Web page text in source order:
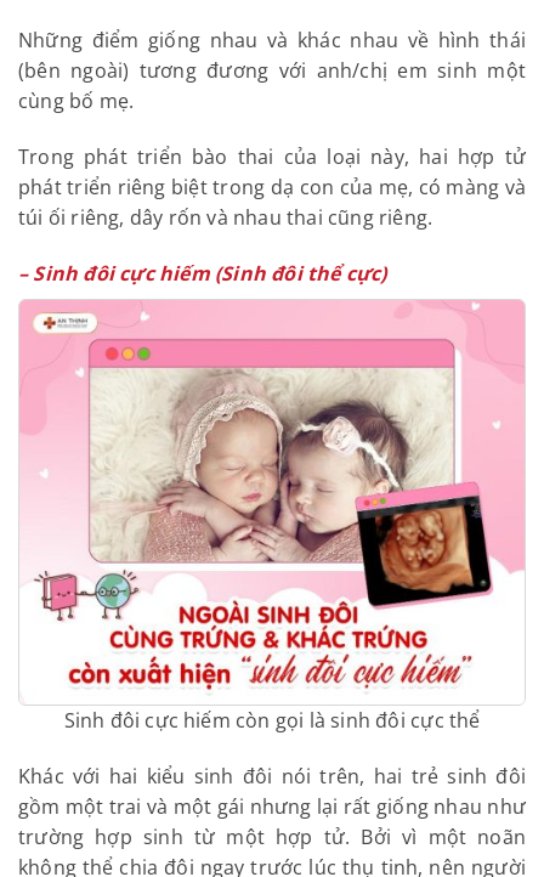
Những điểm giống nhau và khác nhau về hình thái
(bên ngoài) tương đương với anh/chị em sinh một
cùng bố mẹ.
Trong phát triển bào thai của loại này, hai hợp tử
phát triển riêng biệt trong dạ con của mẹ, có màng và
túi ối riêng, dây rốn và nhau thai cũng riêng.
– Sinh đôi cực hiếm (Sinh đôi thể cực)
Sinh đôi cực hiếm còn gọi là sinh đôi cực thể
Khác với hai kiểu sinh đôi nói trên, hai trẻ sinh đôi
gồm một trai và một gái nhưng lại rất giống nhau như
trường hợp sinh từ một hợp tử. Bởi vì một noãn
không thể chia đôi ngay trước lúc thụ tinh, nên người